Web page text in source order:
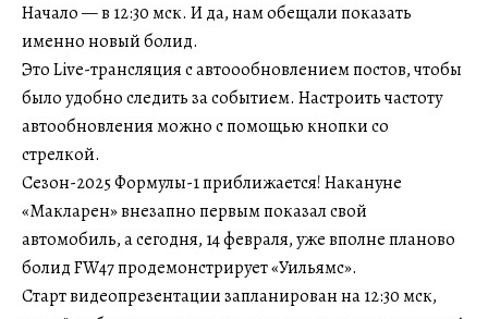
Начало — в 12:30 мск. И да, нам обещали показать
именно новый болид.
Это Live-трансляция с автоообновлением постов, чтобы
было удобно следить за событием. Настроить частоту
автообновления можно с помощью кнопки со
стрелкой.
Сезон-2025 Формулы-1 приближается! Накануне
«Макларен» внезапно первым показал свой
автомобиль, а сегодня, 14 февраля, уже вполне планово
болид FW47 продемонстрирует «Уильямс».
Старт видеопрезентации запланирован на 12:30 мск,